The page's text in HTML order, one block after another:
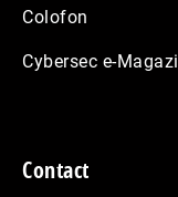
Colofon
Cybersec e-
Contact